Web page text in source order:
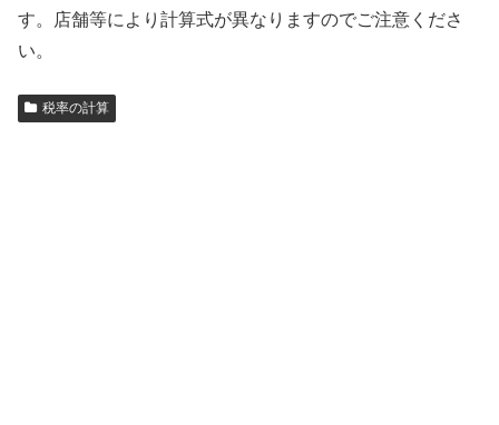
す。店舗等により計算式が異なりますのでご注意くださ
い。
税率の計算